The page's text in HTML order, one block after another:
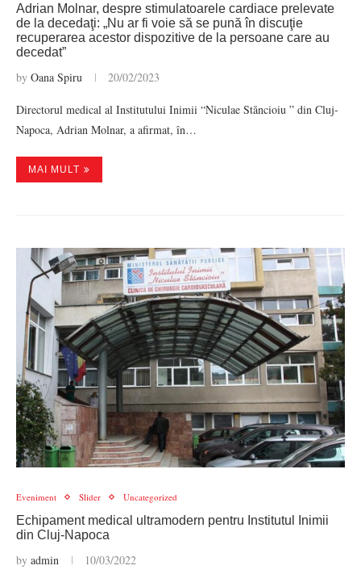
Adrian Molnar, despre stimulatoarele cardiace prelevate
de la decedaţi: „Nu ar fi voie să se pună în discuţie
recuperarea acestor dispozitive de la persoane care au
decedat”
by Oana Spiru 20/02/2023
Directorul medical al Institutului Inimii “Niculae Stăncioiu ” din Cluj-
Napoca, Adrian Molnar, a afirmat, în…
MAI MULT
Eveniment Slider Uncategorized
Echipament medical ultramodern pentru Institutul Inimii
din Cluj-Napoca
by admin 10/03/2022